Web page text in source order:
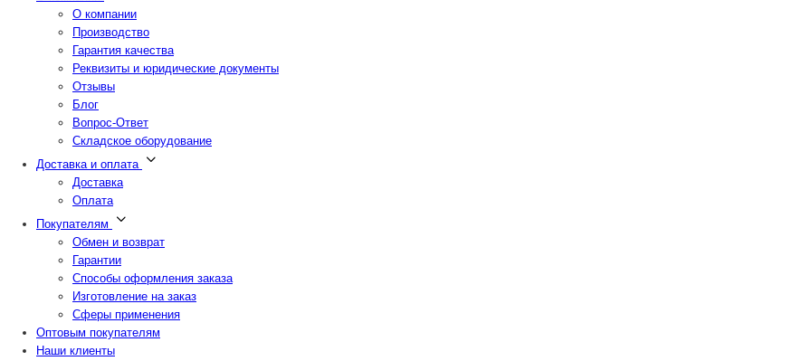
О компании
Производство
Гарантия качества
Реквизиты и юридические документы
Отзывы
Блог
Вопрос-Ответ
Складское оборудование
Доставка и оплата
Доставка
Оплата
Покупателям
Обмен и возврат
Гарантии
Способы оформления заказа
Изготовление на заказ
Сферы применения
Оптовым покупателям
Наши клиенты